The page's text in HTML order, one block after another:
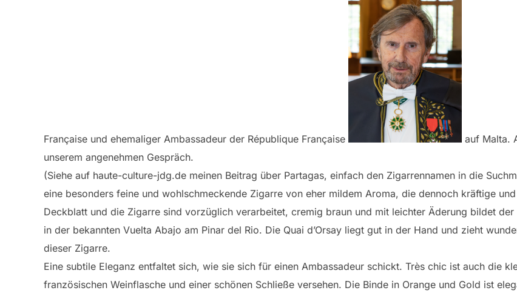
Française und ehemaliger Ambassadeur der République Française
auf Malta.
unserem angenehmen Gespräch.
(Siehe auf haute-culture-jdg.de meinen Beitrag über Partagas, einfach den Zigarrennamen in die
eine besonders feine und wohlschmeckende Zigarre von eher mildem Aroma, die dennoch kräftige
Deckblatt und die Zigarre sind vorzüglich verarbeitet, cremig braun und mit leichter Äderung bildet
in der bekannten Vuelta Abajo am Pinar del Rio. Die Quai d’Orsay liegt gut in der Hand und zieht
dieser Zigarre.
Eine subtile Eleganz entfaltet sich, wie sie sich für einen Ambassadeur schickt. Très chic ist auch die
französischen Weinflasche und einer schönen Schließe versehen. Die Binde in Orange und Gold ist